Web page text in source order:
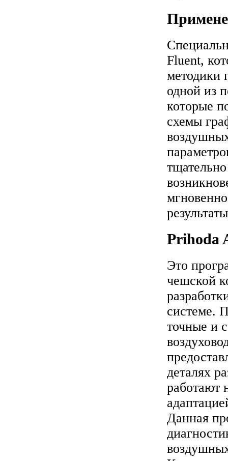
Fluent,
методики
одной из
которые
схемы
Prihoda
Это
чешской
системе.
точные и
деталях
работают
Данная